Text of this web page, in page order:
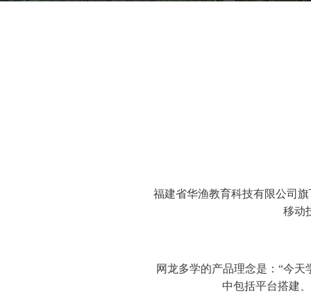
福建省华渔教育科技有限公司
移动
网龙多学的产品理念是：“今
中包括平台搭建